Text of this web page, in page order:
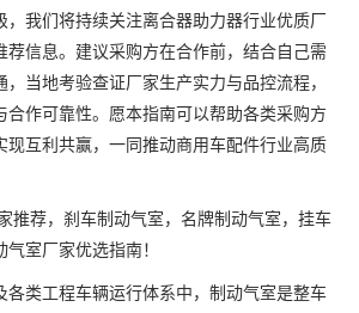
，我们将持续关注离合器助力器行业优质厂
荐信息。建议采购方在合作前，结合自己需
当地考验查证厂家生产实力与品控流程，
合作可靠性。愿本指南可以帮助各类采购方
现互利共赢，一同推动商用车配件行业高质
荐，刹车制动气室，名牌制动气室，挂车
室厂家优选指南！
类工程车辆运行体系中，制动气室是整车